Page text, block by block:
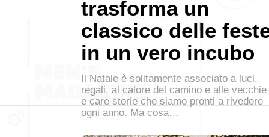
trasforma un
classico delle
in un vero incubo
Il Natale è solitamente associato a luci,
regali, al calore del camino e alle vecchie
e care storie che siamo pronti a rivedere
ogni anno. Ma cosa…